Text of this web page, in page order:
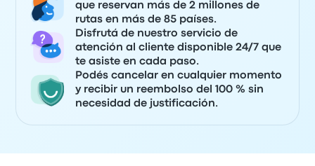
que reservan más de 2 millones de
rutas en más de 85 países.
Disfrutá de nuestro servicio de
atención al cliente disponible 24/7 que
te asiste en cada paso.
Podés cancelar en cualquier momento
y recibir un reembolso del 100 % sin
necesidad de justificación.